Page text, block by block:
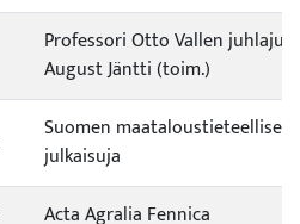
Professori Otto Vallen
August Jäntti (toim.)
Suomen maataloustieteellisen
julkaisuja
Acta Agralia Fennica